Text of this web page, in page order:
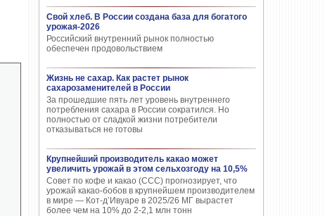
Свой хлеб. В России создана база для богатого
урожая-2026
Российский внутренний рынок полностью
обеспечен продовольствием
Жизнь не сахар. Как растет рынок
сахарозаменителей в России
За прошедшие пять лет уровень внутреннего
потребления сахара в России сократился. Но
полностью от сладкой жизни потребители
отказываться не готовы
Крупнейший производитель какао может
увеличить урожай в этом сельхозгоду на 10,5%
Совет по кофе и какао (CCC) прогнозирует, что
урожай какао-бобов в крупнейшем производителем
в мире — Кот-д’Ивуаре в 2025/26 МГ вырастет
более чем на 10% до 2-2,1 млн тонн